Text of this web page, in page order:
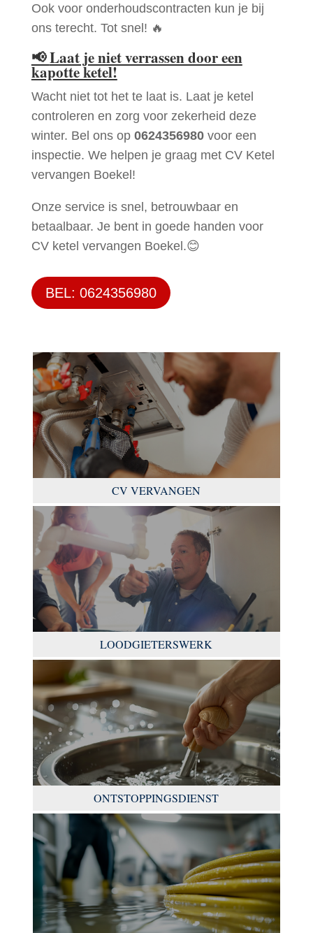
Ook voor onderhoudscontracten kun je bij
ons terecht. Tot snel! 🔥
📢Laat je niet verrassen door een
kapotte ketel!
Wacht niet tot het te laat is. Laat je ketel
controleren en zorg voor zekerheid deze
winter. Bel ons op 0624356980voor een
inspectie. We helpen je graag met CV Ketel
vervangen Boekel!
Onze service is snel, betrouwbaar en
betaalbaar. Je bent in goede handen voor
CV ketel vervangen Boekel.😊
BEL: 0624356980
CV VERVANGEN
LOODGIETERSWERK
ONTSTOPPINGSDIENST